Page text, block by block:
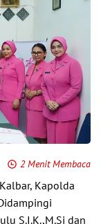
2 Menit Membaca
Kapolda
S.I.K.,M.Si dan